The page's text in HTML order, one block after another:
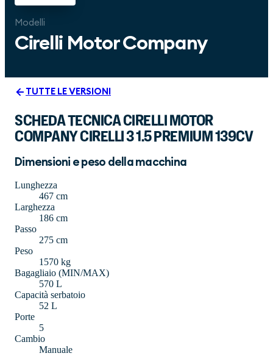
Modelli
Cirelli Motor Company
TUTTE LE VERSIONI
SCHEDA TECNICA CIRELLI MOTOR
COMPANY CIRELLI 3 1.5 PREMIUM 139CV
Dimensioni e peso della macchina
Lunghezza
467 cm
Larghezza
186 cm
Passo
275 cm
Peso
1570 kg
Bagagliaio (MIN/MAX)
570 L
Capacità serbatoio
52 L
Porte
5
Cambio
Manuale